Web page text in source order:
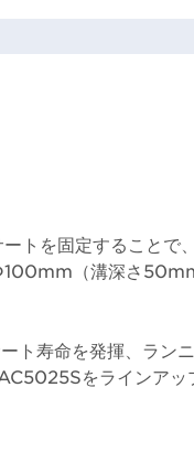
トを固定することで
（溝深さ
ト寿命を発揮、ラン
をラインア